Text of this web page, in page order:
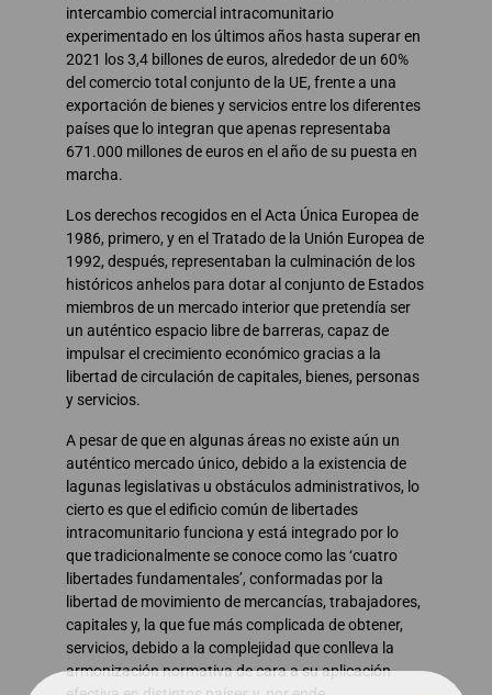
intercambio comercial intracomunitario
experimentado en los últimos años hasta superar en
2021 los 3,4 billones de euros, alrededor de un 60%
del comercio total conjunto de la UE, frente a una
exportación de bienes y servicios entre los diferentes
países que lo integran que apenas representaba
671.000 millones de euros en el año de su puesta en
marcha.
Los derechos recogidos en el Acta Única Europea de
1986, primero, y en el Tratado de la Unión Europea de
1992, después, representaban la culminación de los
históricos anhelos para dotar al conjunto de Estados
miembros de un mercado interior que pretendía ser
un auténtico espacio libre de barreras, capaz de
impulsar el crecimiento económico gracias a la
libertad de circulación de capitales, bienes, personas
y servicios.
A pesar de que en algunas áreas no existe aún un
auténtico mercado único, debido a la existencia de
lagunas legislativas u obstáculos administrativos, lo
cierto es que el edificio común de libertades
intracomunitario funciona y está integrado por lo
que tradicionalmente se conoce como las ‘cuatro
libertades fundamentales’, conformadas por la
libertad de movimiento de mercancías, trabajadores,
capitales y, la que fue más complicada de obtener,
servicios, debido a la complejidad que conlleva la
armonización normativa de cara a su aplicación